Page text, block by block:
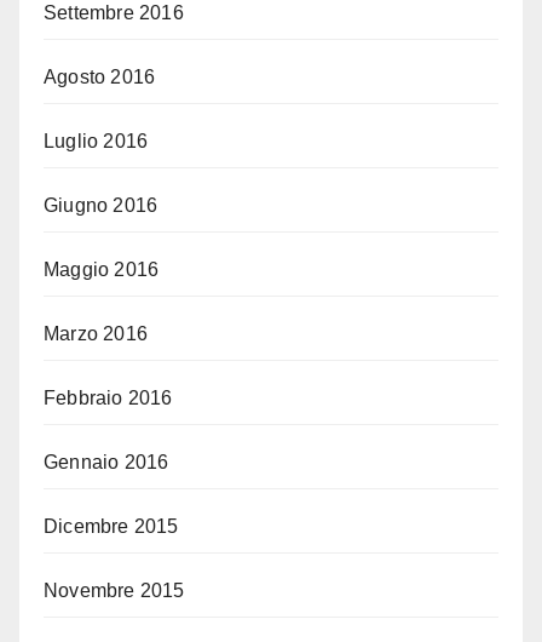
Settembre 2016
Agosto 2016
Luglio 2016
Giugno 2016
Maggio 2016
Marzo 2016
Febbraio 2016
Gennaio 2016
Dicembre 2015
Novembre 2015